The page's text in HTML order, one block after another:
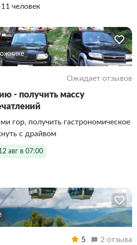
человек
Ожидает отзывов
- получить массу
гор, получить гастрономическое
с драйвом
авг в 07:00
5 2 отзыва